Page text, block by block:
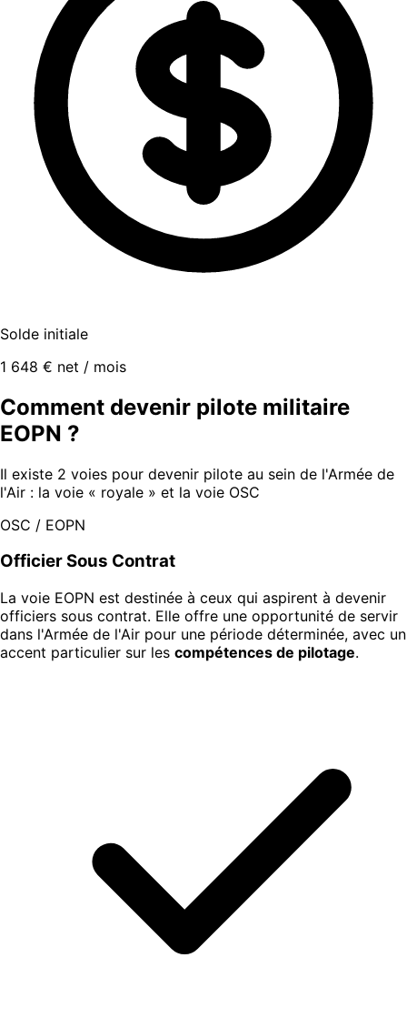
Solde initiale
1 648 € net / mois
Comment devenir pilote militaire
EOPN ?
Il existe 2 voies pour devenir pilote au sein de l'Armée de
l'Air : la voie « royale » et la voie OSC
OSC / EOPN
Officier Sous Contrat
La voie EOPN est destinée à ceux qui aspirent à devenir
officiers sous contrat. Elle offre une opportunité de servir
dans l'Armée de l'Air pour une période déterminée, avec un
accent particulier sur les compétences de pilotage.